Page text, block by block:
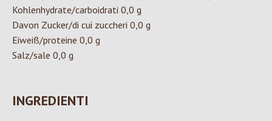
Kohlenhydrate/carboidrati 0,0 g
Davon Zucker/di cui zuccheri 0,0 g
Eiweiß/proteine 0,0 g
Salz/sale 0,0 g
INGREDIENTI